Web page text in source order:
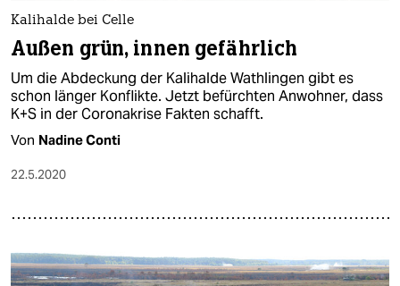
epaper login
Kalihalde bei Celle
Außen grün, innen gefährlich
Um die Abdeckung der Kalihalde Wathlingen gibt es
schon länger Konflikte. Jetzt befürchten Anwohner, dass
K+S in der Coronakrise Fakten schafft.
Von Nadine Conti
22.5.2020